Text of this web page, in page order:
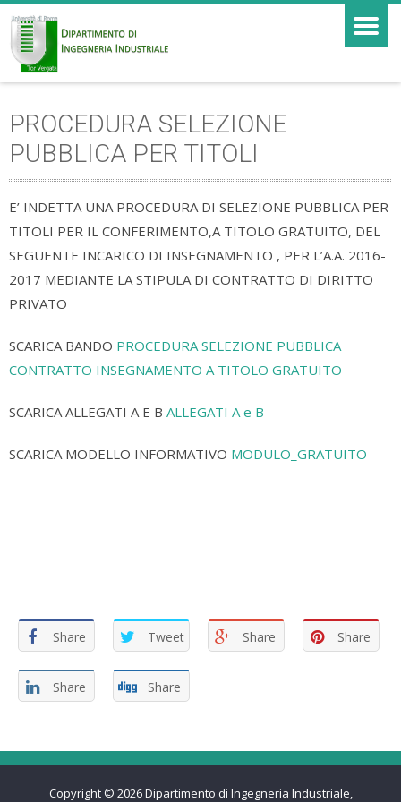
PROCEDURA SELEZIONE
PUBBLICA PER TITOLI
E’ INDETTA UNA PROCEDURA DI SELEZIONE PUBBLICA PER
TITOLI PER IL CONFERIMENTO,A TITOLO GRATUITO, DEL
SEGUENTE INCARICO DI INSEGNAMENTO , PER L’A.A. 2016-
2017 MEDIANTE LA STIPULA DI CONTRATTO DI DIRITTO
PRIVATO
SCARICA BANDO PROCEDURA SELEZIONE PUBBLICA
CONTRATTO INSEGNAMENTO A TITOLO GRATUITO
SCARICA ALLEGATI A E B ALLEGATI A e B
SCARICA MODELLO INFORMATIVO MODULO_GRATUITO
Share Tweet Share Share
Share Share
Copyright © 2026Dipartimento di Ingegneria Industriale,